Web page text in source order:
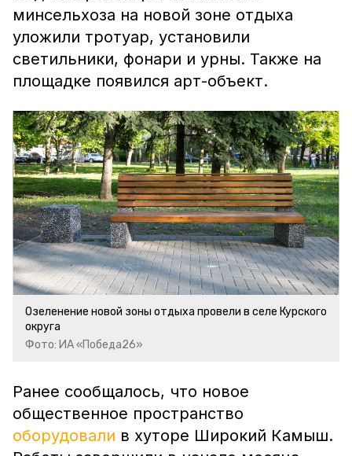
минсельхоза на новой зоне отдыха
уложили тротуар, установили
светильники, фонари и урны. Также на
площадке появился арт-объект.
Озеленение новой зоны отдыха провели в селе Курского
округа
Фото: ИА «Победа26»
Ранее сообщалось, что новое
общественное пространство
оборудовали в хуторе Широкий Камыш.